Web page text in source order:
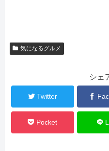
気になるグルメ
シェ
Twitter
Pocket